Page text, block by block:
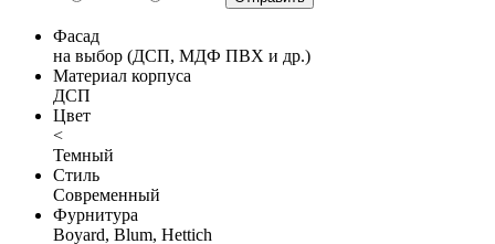
Фасад
на выбор (ДСП, МДФ ПВХ и др.)
Материал корпуса
ДСП
Цвет
<
Темный
Стиль
Современный
Фурнитура
Boyard, Blum, Hettich